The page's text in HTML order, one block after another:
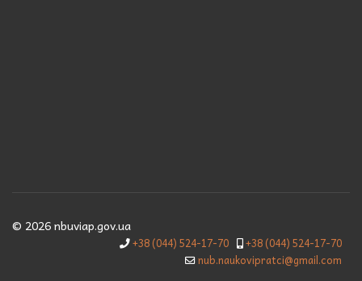
© 2026 nbuviap.gov.ua
+38 (044) 524-17-70
+38 (044) 524-17-70
nub.naukovipratci@gmail.com